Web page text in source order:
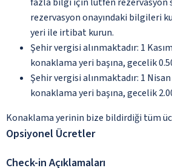
rezervasyon onayındaki bilgileri
yeri ile irtibat kurun.
Şehir vergisi alınmaktadır: 1
konaklama yeri başına, gecelik
Şehir vergisi alınmaktadır: 1
konaklama yeri başına, gecelik
Konaklama yerinin bize bildirdiği tüm
Opsiyonel Ücretler
Check-in Açıklamaları